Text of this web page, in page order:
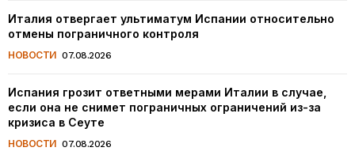
Италия отвергает ультиматум Испании относительно
отмены пограничного контроля
НОВОСТИ 07.08.2026
Испания грозит ответными мерами Италии в случае,
если она не снимет пограничных ограничений из-за
кризиса в Сеуте
НОВОСТИ 07.08.2026